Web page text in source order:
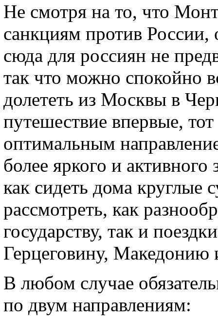
Не смотря на то, что
санкциям против России,
сюда для россиян не
так что можно спокойно
долететь из Москвы в
путешествие впервые, тот
оптимальным
более яркого и
как сидеть дома круглые
рассмотреть, как
государству, так и
Герцеговину,
В любом случае
по двум направлениям: